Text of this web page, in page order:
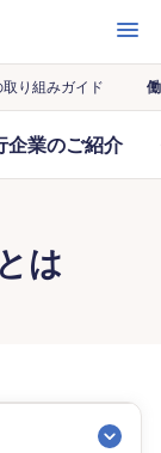
開く
取り組みガイド
企業のご紹介
は